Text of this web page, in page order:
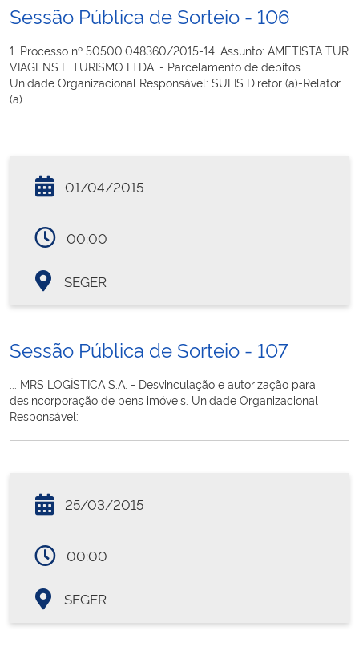
Sessão Pública de Sorteio - 106
1. Processo nº 50500.048360/2015-14. Assunto: AMETISTA TUR
VIAGENS E TURISMO LTDA. - Parcelamento de débitos.
Unidade Organizacional Responsável: SUFIS Diretor (a)-Relator
(a)
01/04/2015
00:00
SEGER
Sessão Pública de Sorteio - 107
... MRS LOGÍSTICA S.A. - Desvinculação e autorização para
desincorporação de bens imóveis. Unidade Organizacional
Responsável:
25/03/2015
00:00
SEGER